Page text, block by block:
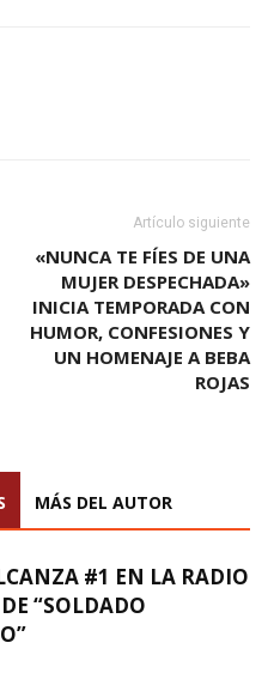
Artículo siguiente
«NUNCA TE FÍES DE UNA
MUJER DESPECHADA»
INICIA TEMPORADA CON
HUMOR, CONFESIONES Y
UN HOMENAJE A BEBA
ROJAS
MÁS DEL AUTOR
#1 EN LA RADIO
“SOLDADO